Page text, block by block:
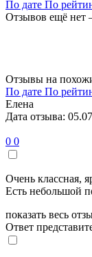
По дате По
Отзывов ещё нет
Отзывы на
По дате По
Елена
Дата отзыва:
0 0
Очень классная,
Есть небольшой
показать весь
Ответ